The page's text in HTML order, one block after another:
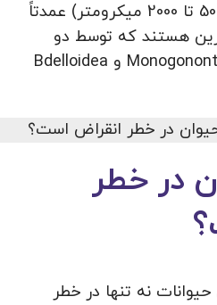
شوند. یک شاخه کوچک (50 تا 2000 میکرومتر) عمدتاً
هستند که توسط دو
گروه اصلی به نام های Monogononta و Bdelloidea
در خطر
نه تنها در خطر